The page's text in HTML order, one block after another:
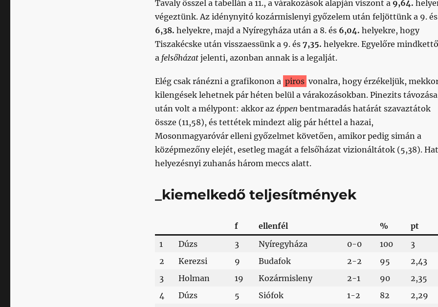
Tavaly ősszel a tabellán a 11., a várakozások alapján viszont a 9,64.
végeztünk. Az idénynyitó kozármislenyi győzelem után feljöttünk a 9.
6,38. helyekre, majd a Nyíregyháza után a 8. és 6,04. helyekre, hogy
Tiszakécske után visszaessünk a 9. és 7,35. helyekre. Egyelőre mindkettő
a felsőházatjelenti, azonban annak is a legalját.
Elég csak ránézni a grafikonon a piros vonalra, hogy érzékeljük,
kilengések lehetnek pár héten belül a várakozásokban. Pinezits távozása
után volt a mélypont: akkor az éppen bentmaradás határát szavaztátok
össze (11,58), és tettétek mindezt alig pár héttel a hazai,
Mosonmagyaróvár elleni győzelmet követően, amikor pedig simán a
középmezőny elejét, esetleg magát a felsőházat vizionáltátok (5,38). Hat
helyezésnyi zuhanás három meccs alatt.
_kiemelkedő teljesítmények
f ellenfél %
pt
1
Dúzs 3 Nyíregyháza 0-0 100
3
2
Kerezsi 9 Budafok 2-2 95
2,43
3
Holman 19 Kozármisleny 2-1 90
2,35
4
Dúzs 5 Siófok 1-2 82
2,29